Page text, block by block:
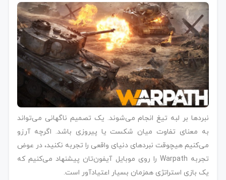
نبردها بر لبه تیغ انجام می‌شوند. یک تصمیم ناگهانی می‌تواند
به معنای تفاوت میان شکست یا پیروزی باشد. اگرچه آرزو
می‌کنیم هیچوقت نبردهای دنیای واقعی را تجربه نکنید، در عوض
تجربه Warpath را روی موبایل آیفون‌تان پیشنهاد می‌کنیم که
یک بازی استراتژی همزمان بسیار اعتیادآور است.